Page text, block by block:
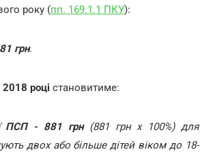
року (пп. 169.1.1 ПКУ):
грн.
році становитиме:
ПСП - 881 грн (881 грн х 100%) для
двох або більше дітей віком до 18-